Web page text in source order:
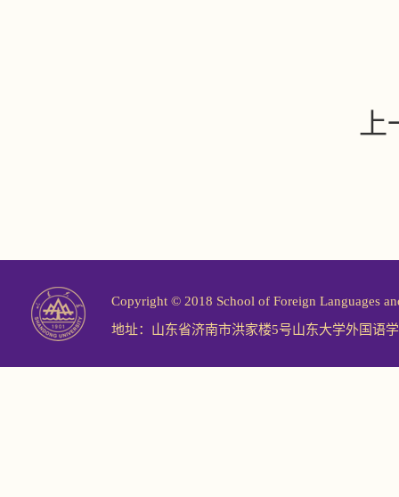
Copyright © 2018 School of Foreign Languages
地址：山东省济南市洪家楼5号山东大学外国语